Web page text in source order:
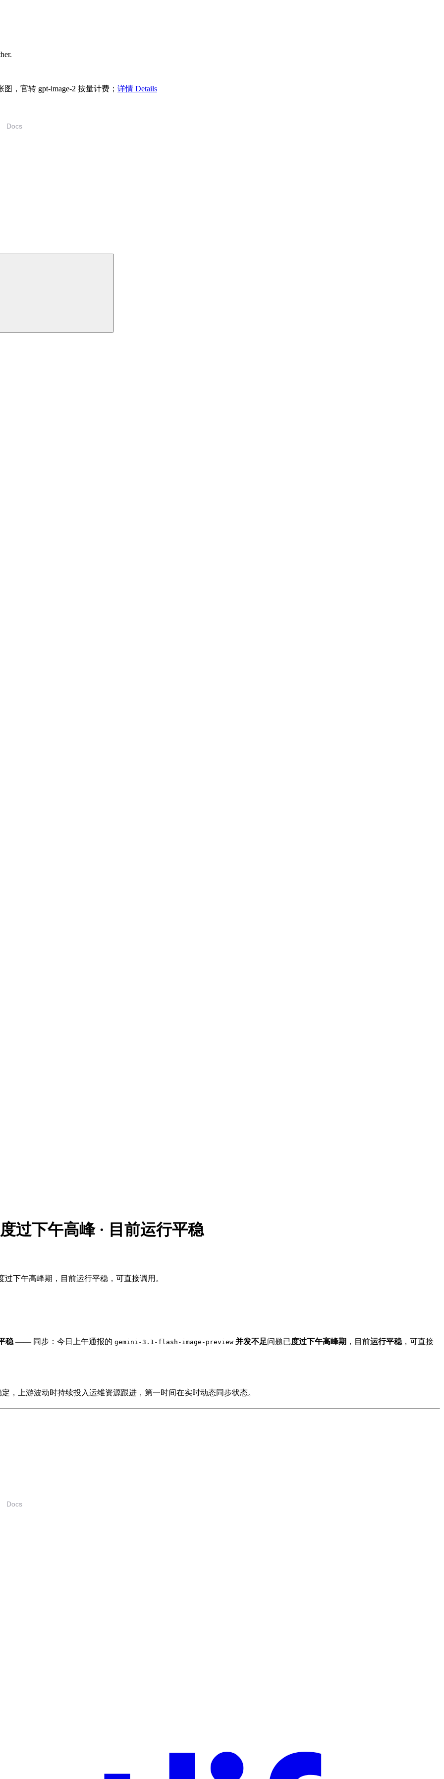
图，官转 gpt-image-2 按量计费； 详情 Details
过下午高峰 · 目前运行平稳
过下午高峰期，目前运行平稳，可直接调用。
稳 —— 同步：今日上午通报的 gemini-3.1-flash-image-preview 并发不足问题已度过下午高峰期 ，目前运行平稳 ，可直接
，上游波动时持续投入运维资源跟进，第一时间在实时动态同步状态。